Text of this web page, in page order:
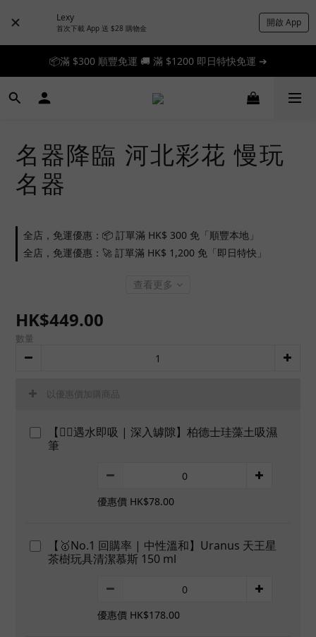
Lexy
首次下載 App 送 $28 購物金 開啟 App
📦滿 $300 順豐免運 🚚 滿 $1200 即日特快免運 ➔
📦滿 $300 順豐免運 🚚 滿 $1200 即日特快免運 ➔
名器降臨 河北彩花 慢玩
名器
全店，免運優惠：📦 訂單滿 HK$ 300 免「順豐本地」
全店，免運優惠：🚀 訂單滿 HK$ 1,200 免「即日特快」
查看更多
HK$449.00
數量
以優惠價加購商品
【👍🏻遇水即吸 | 深入罅隙】柏德士珪藻土吸濕
筆
優惠價 HK$78.00
【🥇No.1 回購率 | 中性溫和】Uranus 天王星
茶樹玩具清潔慕斯 150 ml
優惠價 HK$178.00